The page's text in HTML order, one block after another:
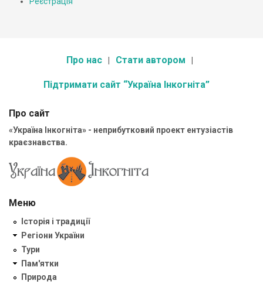
Про нас Стати автором
Підтримати сайт “Україна Інкогніта”
Про сайт
«Україна Інкогніта» - неприбутковий проект ентузіастів
краєзнавства.
Меню
Історія і традиції
Регіони України
Тури
Пам'ятки
Природа